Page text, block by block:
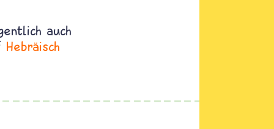
auch
Hebräisch